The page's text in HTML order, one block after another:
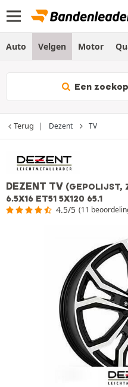
Auto Velgen Motor
Een
Terug Dezent TV
DEZENT TV (GEPOLIJST,
6.5X16 ET51 5X120 65.1
4.5/5 (11